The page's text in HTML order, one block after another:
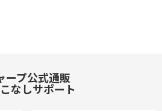
ープ公式通販
なしサポート